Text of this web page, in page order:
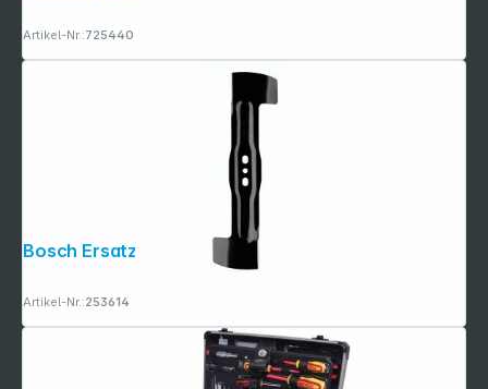
Artikel-Nr.:725440
Bosch Ersatzmesser 32 cm
Artikel-Nr.:253614